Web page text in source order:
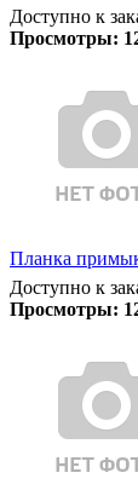
Доступно к
Просмотры:
Планка
Доступно к
Просмотры: